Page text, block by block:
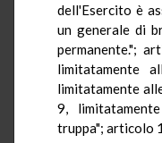
dell'Esercito è
un generale di
permanente.";
limitatamente
limitatamente
9,
truppa"; articolo